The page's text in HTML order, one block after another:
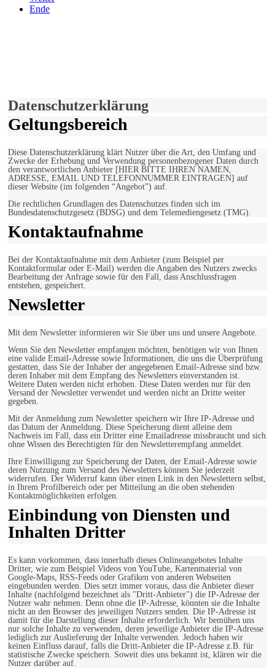
Ende
Datenschutzerklärung
Geltungsbereich
Diese Datenschutzerklärung klärt Nutzer über die Art, den Umfang und
Zwecke der Erhebung und Verwendung personenbezogener Daten durch
den verantwortlichen Anbieter [HIER BITTE IHREN NAMEN,
ADRESSE, EMAIL UND TELEFONNUMMER EINTRAGEN] auf
dieser Website (im folgenden “Angebot”) auf.
Die rechtlichen Grundlagen des Datenschutzes finden sich im
Bundesdatenschutzgesetz (BDSG) und dem Telemediengesetz (TMG).
Kontaktaufnahme
Bei der Kontaktaufnahme mit dem Anbieter (zum Beispiel per
Kontaktformular oder E-Mail) werden die Angaben des Nutzers zwecks
Bearbeitung der Anfrage sowie für den Fall, dass Anschlussfragen
entstehen, gespeichert.
Newsletter
Mit dem Newsletter informieren wir Sie über uns und unsere Angebote.
Wenn Sie den Newsletter empfangen möchten, benötigen wir von Ihnen
eine valide Email-Adresse sowie Informationen, die uns die Überprüfung
gestatten, dass Sie der Inhaber der angegebenen Email-Adresse sind bzw.
deren Inhaber mit dem Empfang des Newsletters einverstanden ist.
Weitere Daten werden nicht erhoben. Diese Daten werden nur für den
Versand der Newsletter verwendet und werden nicht an Dritte weiter
gegeben.
Mit der Anmeldung zum Newsletter speichern wir Ihre IP-Adresse und
das Datum der Anmeldung. Diese Speicherung dient alleine dem
Nachweis im Fall, dass ein Dritter eine Emailadresse missbraucht und sich
ohne Wissen des Berechtigten für den Newsletterempfang anmeldet.
Ihre Einwilligung zur Speicherung der Daten, der Email-Adresse sowie
deren Nutzung zum Versand des Newsletters können Sie jederzeit
widerrufen. Der Widerruf kann über einen Link in den Newslettern selbst,
in Ihrem Profilbereich oder per Mitteilung an die oben stehenden
Kontaktmöglichkeiten erfolgen.
Einbindung von Diensten und
Inhalten Dritter
Es kann vorkommen, dass innerhalb dieses Onlineangebotes Inhalte
Dritter, wie zum Beispiel Videos von YouTube, Kartenmaterial von
Google-Maps, RSS-Feeds oder Grafiken von anderen Webseiten
eingebunden werden. Dies setzt immer voraus, dass die Anbieter dieser
Inhalte (nachfolgend bezeichnet als "Dritt-Anbieter") die IP-Adresse der
Nutzer wahr nehmen. Denn ohne die IP-Adresse, könnten sie die Inhalte
nicht an den Browser des jeweiligen Nutzers senden. Die IP-Adresse ist
damit für die Darstellung dieser Inhalte erforderlich. Wir bemühen uns
nur solche Inhalte zu verwenden, deren jeweilige Anbieter die IP-Adresse
lediglich zur Auslieferung der Inhalte verwenden. Jedoch haben wir
keinen Einfluss darauf, falls die Dritt-Anbieter die IP-Adresse z.B. für
statistische Zwecke speichern. Soweit dies uns bekannt ist, klären wir die
Nutzer darüber auf.